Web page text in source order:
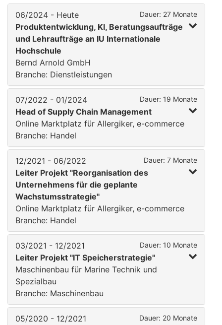
06/2024 - Heute Dauer: 27 Monate
Produktentwicklung, KI, Beratungsaufträge
und Lehraufträge an IU Internationale
Hochschule
Bernd Arnold GmbH
Branche: Dienstleistungen
07/2022 - 01/2024 Dauer: 19 Monate
Head of Supply Chain Management
Online Marktplatz für Allergiker, e-commerce
Branche: Handel
12/2021 - 06/2022 Dauer: 7 Monate
Leiter Projekt "Reorganisation des
Unternehmens für die geplante
Wachstumsstrategie"
Online Marktplatz für Allergiker, e-commerce
Branche: Handel
03/2021 - 12/2021 Dauer: 10 Monate
Leiter Projekt "IT Speicherstrategie"
Maschinenbau für Marine Technik und
Spezialbau
Branche: Maschinenbau
05/2020 - 12/2021 Dauer: 20 Monate